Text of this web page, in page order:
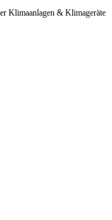
Klimaanlagen & Klimageräte